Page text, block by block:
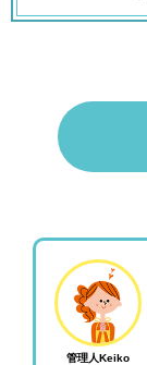
注文住宅取得
管理人Keiko